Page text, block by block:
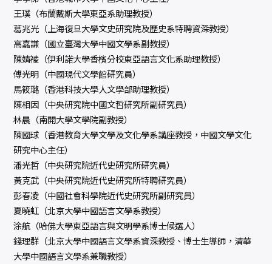
王璞（布蘭戴斯大學東亞系助理教授）
葛兆光（上海復旦大學文史研究院及歷史系特聘資深教授）
高嘉謙（國立臺灣大學中國文學系副教授）
陳婧裬（伊利諾大學香檳分校東亞語言文化系助理教授）
傅光明（中國現代文學館研究員）
馬筱璐（香港科技大學人文學部助理教授）
陳相因（中央研究院中國文哲研究所副研究員）
林晨（南開大學文學院副教授）
陳國球（香港教育大學文學及文化學系講座教授，中國文學文化
研究中心主任）
潘光哲（中央研究院近代史研究所研究員）
黃克武（中央研究院近代史研究所特聘研究員）
彭春凌（中國社會科學院近代史研究所副研究員）
夏曉虹（北京大學中國語言文學系教授）
涂航（哈佛大學東亞語言與文明學系博士候選人）
錢理群（北京大學中國語言文學系資深教授、博士生導師，清華
大學中國語言文學系兼職教授）